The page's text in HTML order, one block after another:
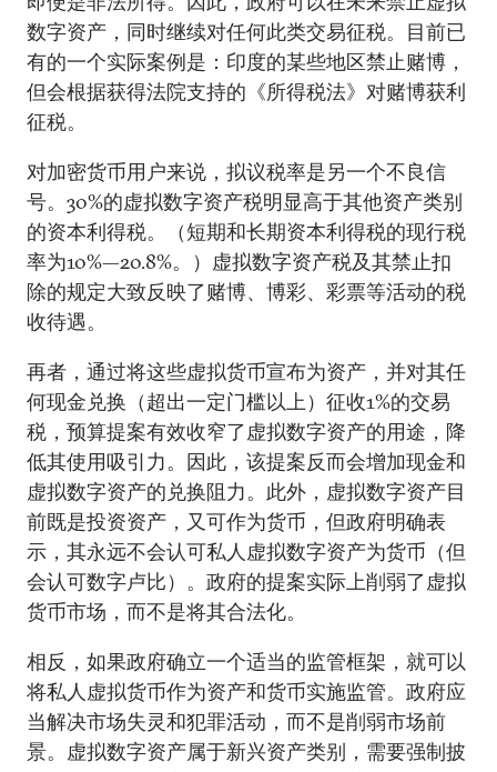
数字资产，同时继续对任何此类交易征税。目前已
有的一个实际案例是：印度的某些地区禁止赌博，
但会根据获得法院支持的《所得税法》对赌博获利
征税。
对加密货币用户来说，拟议税率是另一个不良信
号。30%的虚拟数字资产税明显高于其他资产类别
的资本利得税。（短期和长期资本利得税的现行税
率为10%—20.8%。）虚拟数字资产税及其禁止扣
除的规定大致反映了赌博、博彩、彩票等活动的税
收待遇。
再者，通过将这些虚拟货币宣布为资产，并对其任
何现金兑换（超出一定门槛以上）征收1%的交易
税，预算提案有效收窄了虚拟数字资产的用途，降
低其使用吸引力。因此，该提案反而会增加现金和
虚拟数字资产的兑换阻力。此外，虚拟数字资产目
前既是投资资产，又可作为货币，但政府明确表
示，其永远不会认可私人虚拟数字资产为货币（但
会认可数字卢比）。政府的提案实际上削弱了虚拟
货币市场，而不是将其合法化。
相反，如果政府确立一个适当的监管框架，就可以
将私人虚拟货币作为资产和货币实施监管。政府应
当解决市场失灵和犯罪活动，而不是削弱市场前
景。虚拟数字资产属于新兴资产类别，需要强制披